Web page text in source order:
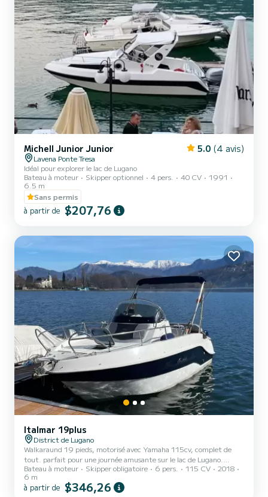
Michell Junior Junior 5.0 (4 avis)
Lavena Ponte Tresa
Idéal pour explorer le lac de Lugano
Bateau à moteur
Skipper optionnel 4 pers. 40 CV
1991
6.5 m
Sans permis
à partir de $207,76
Italmar 19plus
District de Lugano
Walkaraund 19 pieds, motorisé avec Yamaha 115cv, complet de
tout. parfait pour une journée amusante sur le lac de Lugano.
possibilité de riche location de pêche. corégone, persico, luccio,
lucioperca.
Bateau à moteur Skipper obligatoire 6 pers. 115 CV
2018
6 m
à partir de $346,26